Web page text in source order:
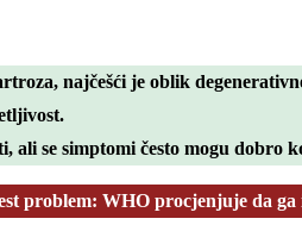
, najčešći je oblik
.
ali se simptomi često mogu dobro
problem: WHO procjenjuje da